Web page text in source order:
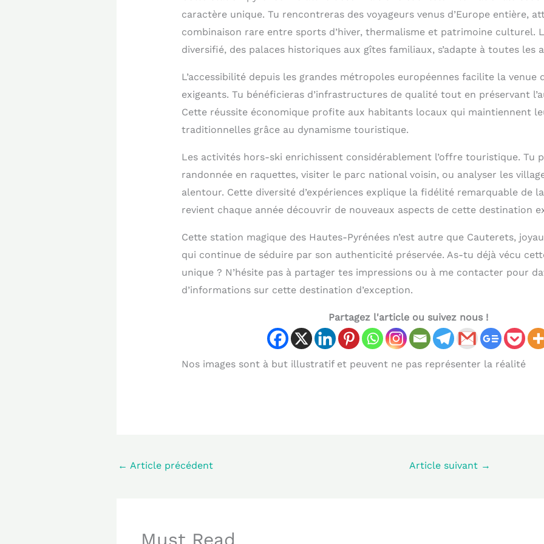
caractère unique. Tu rencontreras des voyageurs venus d’Europe entière,
combinaison rare entre sports d’hiver, thermalisme et patrimoine culturel.
diversifié, des palaces historiques aux gîtes familiaux, s’adapte à toutes les
L’accessibilité depuis les grandes métropoles européennes facilite la venue
exigeants. Tu bénéficieras d’infrastructures de qualité tout en préservant
Cette réussite économique profite aux habitants locaux qui maintiennent
traditionnelles grâce au dynamisme touristique.
Les activités hors-ski enrichissent considérablement l’offre touristique. Tu
randonnée en raquettes, visiter le parc national voisin, ou analyser les
alentour. Cette diversité d’expériences explique la fidélité remarquable de
revient chaque année découvrir de nouveaux aspects de cette destination
Cette station magique des Hautes-Pyrénées n’est autre que Cauterets,
qui continue de séduire par son authenticité préservée. As-tu déjà vécu
unique ? N’hésite pas à partager tes impressions ou à me contacter pour
d’informations sur cette destination d’exception.
Partagez l'article ou suivez nous !
Nos images sont à but illustratif et peuvent ne pas représenter la réalité
← Article précédent Article suivant →
Must Read